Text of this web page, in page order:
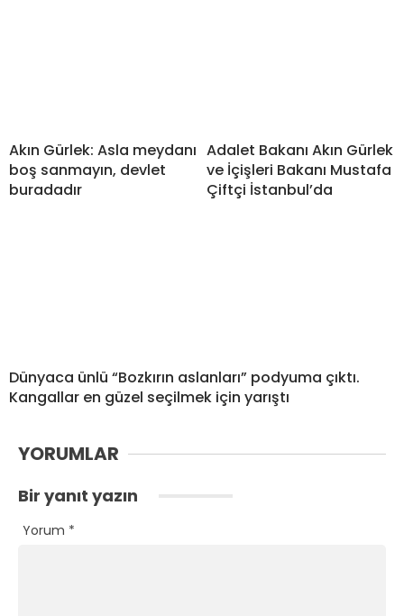
Akın Gürlek: Asla meydanı
boş sanmayın, devlet
buradadır
Adalet Bakanı Akın Gürlek
ve İçişleri Bakanı Mustafa
Çiftçi İstanbul’da
Dünyaca ünlü “Bozkırın aslanları” podyuma çıktı.
Kangallar en güzel seçilmek için yarıştı
YORUMLAR
Bir yanıt yazın
Yorum *